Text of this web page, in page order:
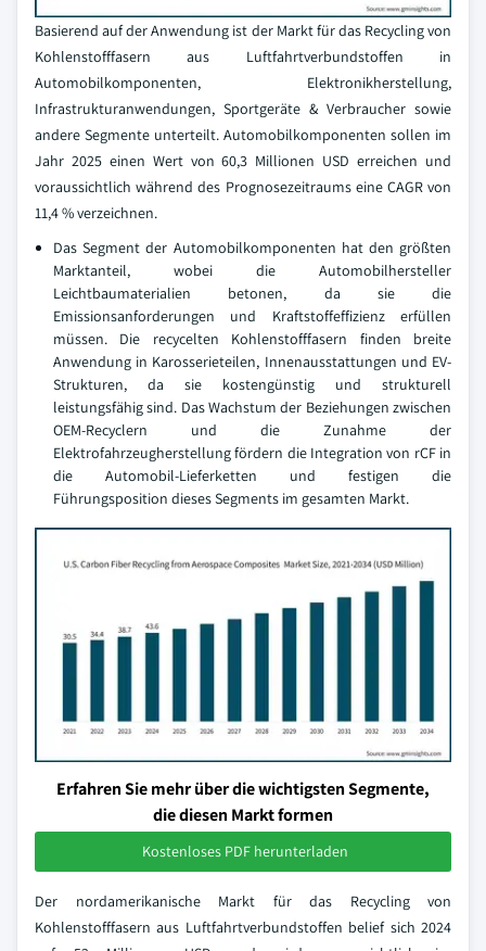
Basierend auf der Anwendung ist der Markt für das Recycling von
Kohlenstofffasern aus Luftfahrtverbundstoffen in
Automobilkomponenten, Elektronikherstellung,
Infrastrukturanwendungen, Sportgeräte & Verbraucher sowie
andere Segmente unterteilt. Automobilkomponenten sollen im
Jahr 2025 einen Wert von 60,3 Millionen USD erreichen und
voraussichtlich während des Prognosezeitraums eine CAGR von
11,4 % verzeichnen.
Das Segment der Automobilkomponenten hat den größten
Marktanteil, wobei die Automobilhersteller
Leichtbaumaterialien betonen, da sie die
Emissionsanforderungen und Kraftstoffeffizienz erfüllen
müssen. Die recycelten Kohlenstofffasern finden breite
Anwendung in Karosserieteilen, Innenausstattungen und EV-
Strukturen, da sie kostengünstig und strukturell
leistungsfähig sind. Das Wachstum der Beziehungen zwischen
OEM-Recyclern und die Zunahme der
Elektrofahrzeugherstellung fördern die Integration von rCF in
die Automobil-Lieferketten und festigen die
Führungsposition dieses Segments im gesamten Markt.
Erfahren Sie mehr über die wichtigsten Segmente,
die diesen Markt formen
Kostenloses PDF herunterladen
Der nordamerikanische Markt für das Recycling von
Kohlenstofffasern aus Luftfahrtverbundstoffen belief sich 2024